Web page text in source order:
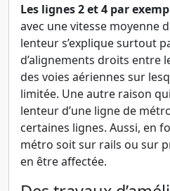
Les lignes 2 et 4 par
avec une vitesse moyenne
lenteur s’explique surtout
d’alignements droits entre
des voies aériennes sur
limitée. Une autre raison
lenteur d’une ligne de
certaines lignes. Aussi, en
métro soit sur rails ou sur
en être affectée.